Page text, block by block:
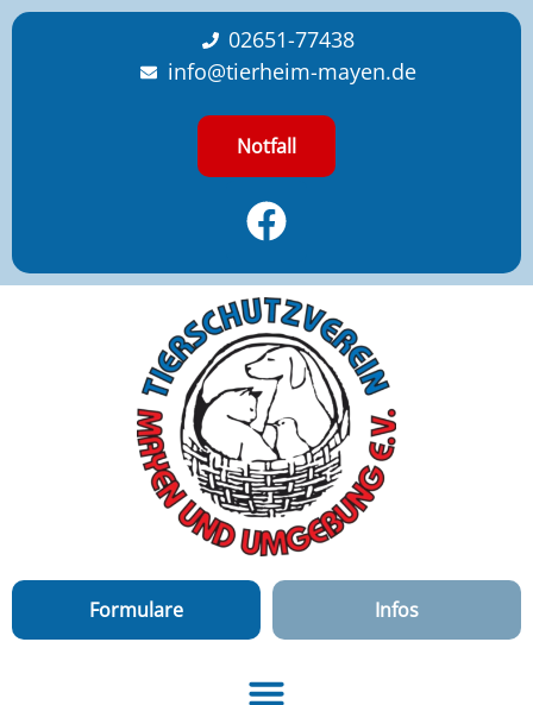
content
02651-77438
info@tierheim-mayen.de
Notfall
Formulare Infos